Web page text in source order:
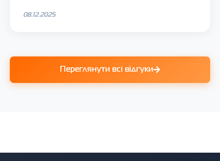
08.12.2025
Переглянути всі відгуки